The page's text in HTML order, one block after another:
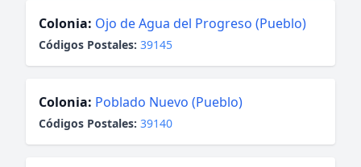
Colonia: Ojo de Agua del Progreso (Pueblo)
Códigos Postales: 39145
Colonia: Poblado Nuevo (Pueblo)
Códigos Postales: 39140